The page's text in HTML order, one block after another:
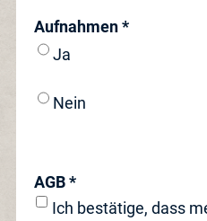
Aufnahmen *
Ja
Nein
AGB *
Ich bestätige, dass